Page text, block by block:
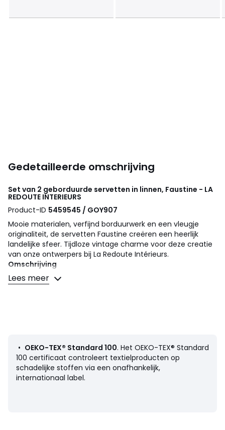
Gedetailleerde omschrijving
Set van 2 geborduurde servetten in linnen, Faustine - LA
REDOUTE INTERIEURS
Product-ID 5459545 / GOY907
Mooie materialen, verfijnd borduurwerk en een vleugje
originaliteit, de servetten Faustine creëren een heerlijk
landelijke sfeer. Tijdloze vintage charme voor deze creatie
van onze ontwerpers bij La Redoute Intérieurs.
Omschrijving
• 100% linnen
• Plantaardig borduurwerk
• Wassen op 40°
Afmetingen
• 45 x 45 cm
Lees meer
• OEKO-TEX® Standard 100. Het OEKO-TEX® Standard
100 certificaat controleert textielproducten op
schadelijke stoffen via een onafhankelijk,
internationaal label.